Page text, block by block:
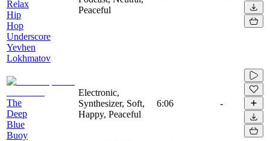
Relax
Hip
Hop
Underscore
Yevhen
Lokhmatov
Peaceful
The
Deep
Blue
Buoy
Electronic,
Synthesizer, Soft,
Happy, Peaceful
6:06 -